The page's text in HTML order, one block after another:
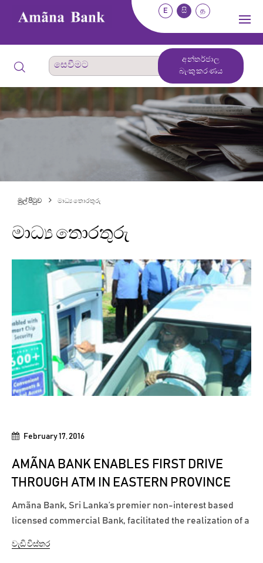
E සි த
අන්තර්ජාල
බැංකුකරණය
මුල් පිටුව මාධ්‍ය තොරතුරු
මාධ්‍ය තොරතුරු
February 17, 2016
AMÃNA BANK ENABLES FIRST DRIVE
THROUGH ATM IN EASTERN PROVINCE
Amãna Bank, Sri Lanka’s premier non-interest based
licensed commercial Bank, facilitated the realization of a
establishing the first Drive Through ATM in the Province.
වැඩි විස්තර